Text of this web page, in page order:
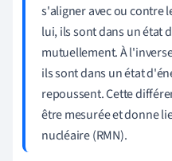
s'aligner avec ou contre
lui, ils sont dans un état
mutuellement. À
ils sont dans un état
repoussent. Cette
être mesurée et donne
nucléaire (RMN).